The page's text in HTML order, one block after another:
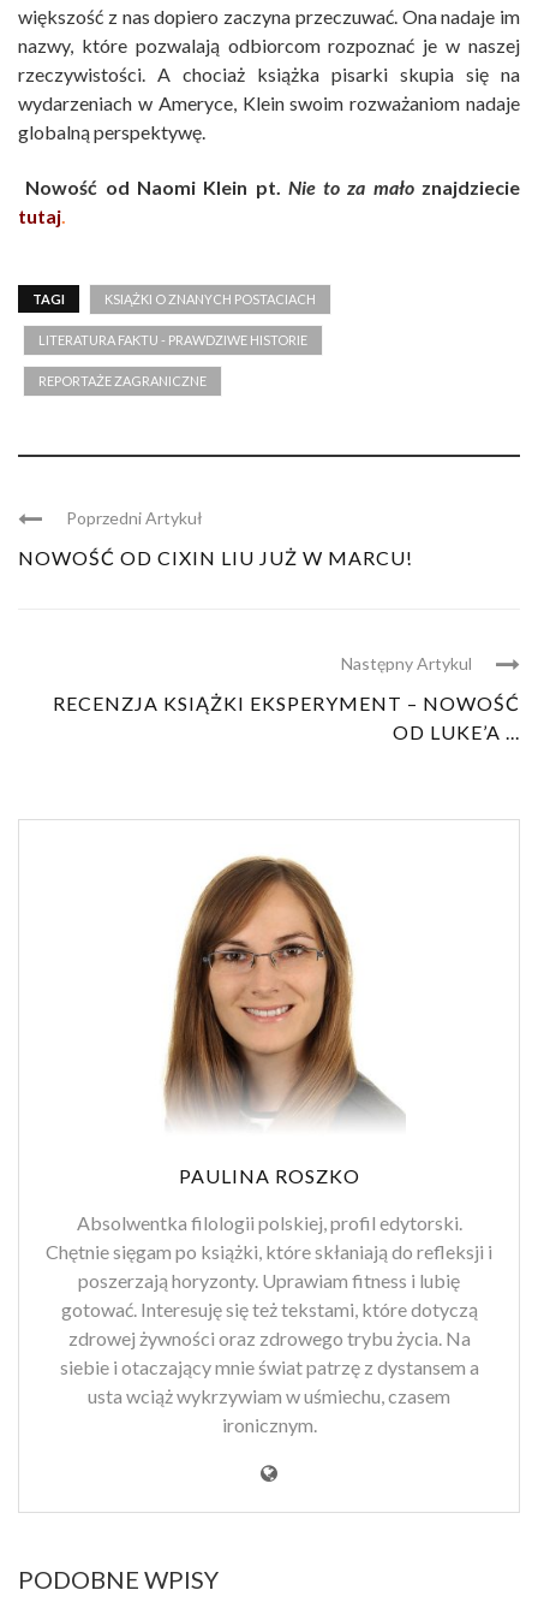
większość z nas dopiero zaczyna przeczuwać. Ona nadaje im
nazwy, które pozwalają odbiorcom rozpoznać je w naszej
rzeczywistości. A chociaż książka pisarki skupia się na
wydarzeniach w Ameryce, Klein swoim rozważaniom nadaje
globalną perspektywę.
Nowość od Naomi Klein pt. Nie to za małoznajdziecie
tutaj.
TAGI KSIĄŻKI O ZNANYCH POSTACIACH
LITERATURA FAKTU - PRAWDZIWE HISTORIE
REPORTAŻE ZAGRANICZNE
Poprzedni Artykuł
NOWOŚĆ OD CIXIN LIU JUŻ W MARCU!
Następny Artykul
RECENZJA KSIĄŻKI EKSPERYMENT – NOWOŚĆ
OD LUKE’A ...
PAULINA ROSZKO
Absolwentka filologii polskiej, profil edytorski.
Chętnie sięgam po książki, które skłaniają do refleksji i
poszerzają horyzonty. Uprawiam fitness i lubię
gotować. Interesuję się też tekstami, które dotyczą
zdrowej żywności oraz zdrowego trybu życia. Na
siebie i otaczający mnie świat patrzę z dystansem a
usta wciąż wykrzywiam w uśmiechu, czasem
ironicznym.
PODOBNE WPISY